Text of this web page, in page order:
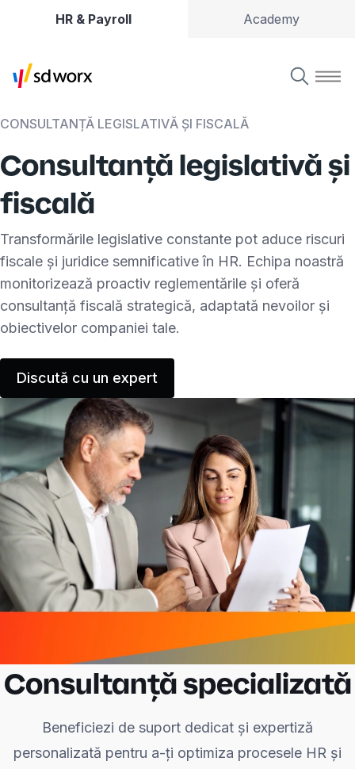
HR & Payroll Academy
CONSULTANȚĂ LEGISLATIVĂ ȘI FISCALĂ
Consultanță legislativă și
fiscală
Transformările legislative constante pot aduce riscuri
fiscale și juridice semnificative în HR. Echipa noastră
monitorizează proactiv reglementările și oferă
consultanță fiscală strategică, adaptată nevoilor și
obiectivelor companiei tale.
Discută cu un expert
Consultanță specializată
Beneficiezi de suport dedicat și expertiză
personalizată pentru a-ți optimiza procesele HR și